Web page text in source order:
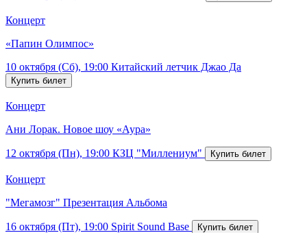
Концерт
«Папин Олимпос»
10 октября (Сб), 19:00 Китайский летчик Джао Да
Концерт
Ани Лорак. Новое шоу «Аура»
12 октября (Пн), 19:00 КЗЦ "Миллениум"
Концерт
"Мегамозг" Презентация Альбома
16 октября (Пт), 19:00 Spirit Sound Base